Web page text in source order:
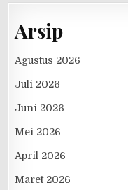
Arsip
Agustus 2026
Juli 2026
Juni 2026
Mei 2026
April 2026
Maret 2026